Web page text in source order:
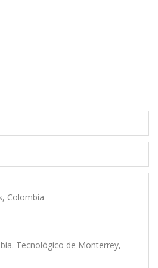
Colombia
Tecnológico de Monterrey,